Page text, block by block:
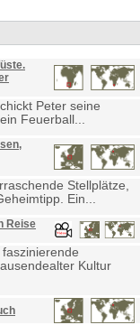
Peter seine
Feuerball...
Stellplätze,
Ein...
Reise
Kultur